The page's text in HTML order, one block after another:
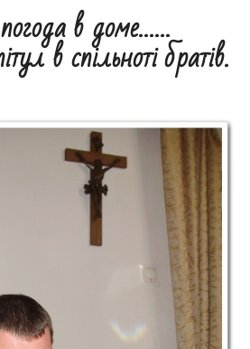
в доме……
в спільноті братів.